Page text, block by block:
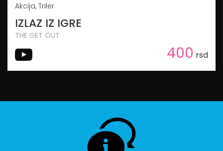
Akcija, Triler
IZLAZ IZ IGRE
THE GET OUT
400 rsd